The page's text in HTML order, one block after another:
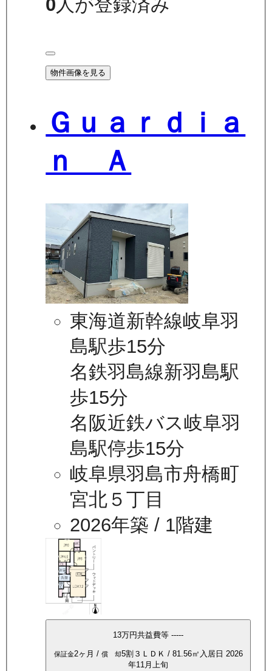
0人が登録済み
物件画像を見る
Ｇｕａｒｄｉａ
ｎ Ａ
東海道新幹線岐阜羽
島駅歩15分
名鉄羽島線新羽島駅
歩15分
名阪近鉄バス岐阜羽
島駅停歩15分
岐阜県羽島市舟橋町
宮北５丁目
2026年築 / 1階建
13万円共益費等-----
保証金2ヶ月 / 償 却5割 ３ＬＤＫ / 81.56㎡ 入居日 2026
年11月上旬